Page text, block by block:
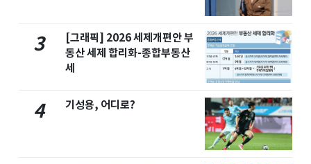
3
[그래픽] 2026 세제개편안 부
동산 세제 합리화-종합부동산
세
4 기성용, 어디로?